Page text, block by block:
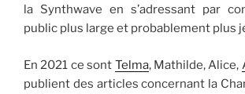
la Synthwave en s’adressant par
public plus large et probablement plus
En 2021 ce sont Telma, Mathilde, Alice,
publient des articles concernant la